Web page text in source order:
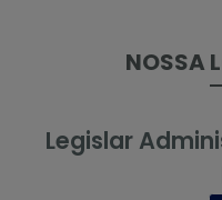
NOSSA
Legislar